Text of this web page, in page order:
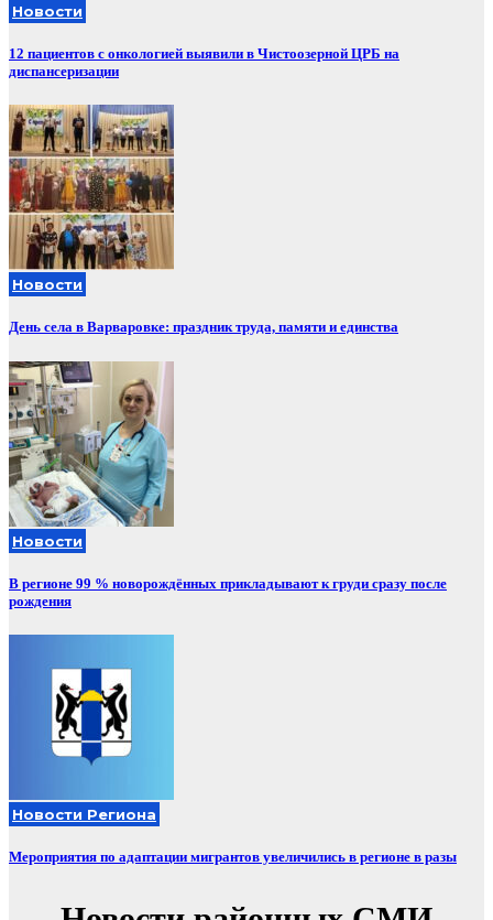
Новости
12 пациентов с онкологией выявили в Чистоозерной ЦРБ на
диспансеризации
Новости
День села в Варваровке: праздник труда, памяти и единства
Новости
В регионе 99 % новорождённых прикладывают к груди сразу после
рождения
Новости Региона
Мероприятия по адаптации мигрантов увеличились в регионе в разы